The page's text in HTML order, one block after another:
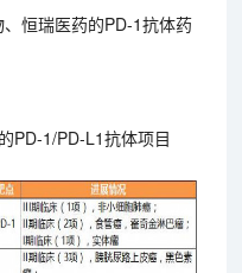
恒瑞医药的PD-1抗体药
PD-1/PD-L1抗体项目